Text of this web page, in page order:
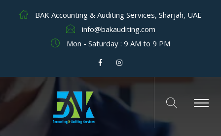
BAK Accounting & Auditing Services, Sharjah, UAE
info@bakauditing.com
Mon - Saturday : 9 AM to 9 PM